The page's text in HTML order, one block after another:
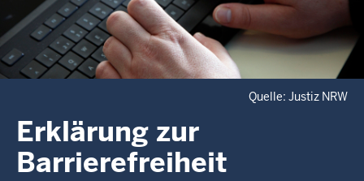
Quelle: Justiz NRW
Erklärung zur
Barrierefreiheit